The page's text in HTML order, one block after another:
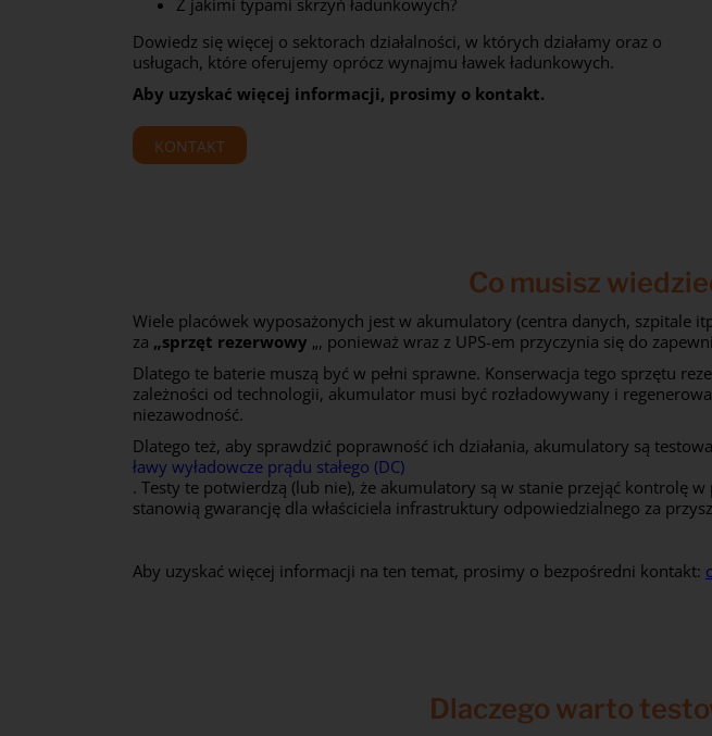
Z jakimi typami skrzyń ładunkowych?
Dowiedz się więcej o sektorach działalności, w których działamy oraz o
usługach, które oferujemy oprócz wynajmu ławek ładunkowych.
Aby uzyskać więcej informacji, prosimy o kontakt.
KONTAKT
Co musisz
Wiele placówek wyposażonych jest w akumulatory (centra danych, szpitale
za „sprzęt rezerwowy „, ponieważ wraz z UPS-em przyczynia się do
Dlatego te baterie muszą być w pełni sprawne. Konserwacja tego sprzętu
zależności od technologii, akumulator musi być rozładowywany i
niezawodność.
Dlatego też, aby sprawdzić poprawność ich działania, akumulatory są
ławy wyładowcze prądu stałego (DC)
. Testy te potwierdzą (lub nie), że akumulatory są w stanie przejąć kontrolę
stanowią gwarancję dla właściciela infrastruktury odpowiedzialnego za
Aby uzyskać więcej informacji na ten temat, prosimy o bezpośredni kontakt:
Dlaczego warto